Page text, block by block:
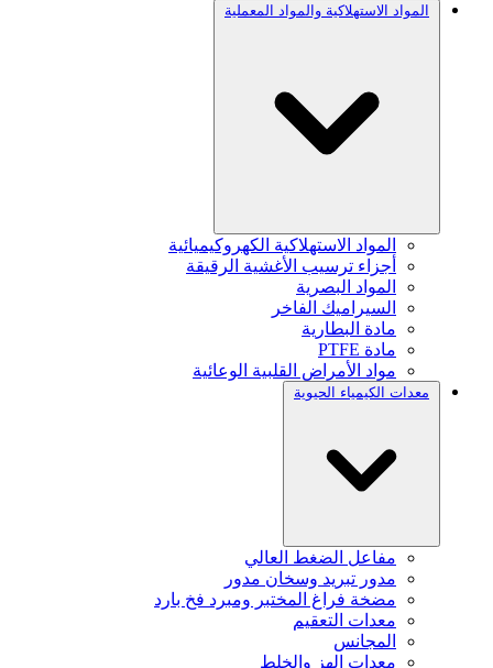
المواد الاستهلاكية والمواد المعملية
المواد الاستهلاكية الكهروكيميائية
أجزاء ترسيب الأغشية الرقيقة
المواد البصرية
السيراميك الفاخر
مادة البطارية
مادة PTFE
مواد الأمراض القلبية الوعائية
معدات الكيمياء الحيوية
مفاعل الضغط العالي
مدور تبريد وسخان مدور
مضخة فراغ المختبر ومبرد فخ بارد
معدات التعقيم
المجانس
معدات الهز والخلط